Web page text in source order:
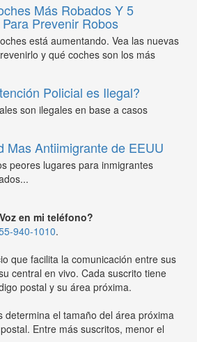
Más Robados Y 5
Prevenir Robos
está aumentando. Vea las nuevas
y qué coches son los más
Policial es Ilegal?
son ilegales en base a casos
Mas Antiimigrante de EEUU
peores lugares para inmigrantes
en mi teléfono?
940-1010.
que facilita la comunicación entre sus
central en vivo. Cada suscrito tiene
postal y su área próxima.
determina el tamaño del área próxima
Entre más suscritos, menor el